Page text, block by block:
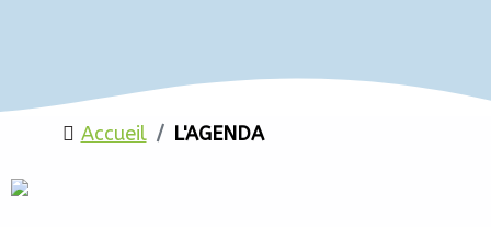
Accueil L'AGENDA